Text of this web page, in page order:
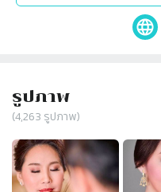
รูปภาพ
(4,263 รูปภาพ)